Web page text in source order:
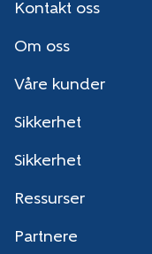
Kontakt oss
Om oss
Våre kunder
Sikkerhet
Sikkerhet
Ressurser
Partnere